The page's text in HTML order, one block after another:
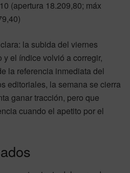
(apertura 18.209,80; máx
la subida del viernes
y el índice volvió a corregir,
la referencia inmediata del
editoriales, la semana se cierra
ganar tracción, pero que
cuando el apetito por el